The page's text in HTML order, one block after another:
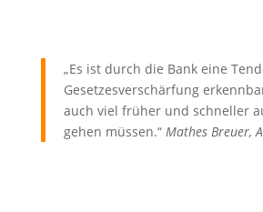
„Es ist durch die Bank eine
Gesetzesverschärfung
auch viel früher und schneller
gehen müssen.“ Mathes Breuer,